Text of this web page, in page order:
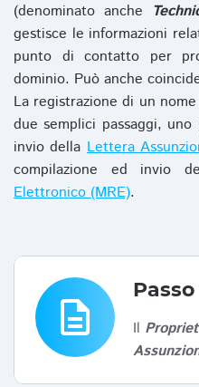
(denominato anche
gestisce le informazioni
punto di contatto per
dominio. Può anche
La registrazione di un
due semplici passaggi,
invio dellaLettera
compilazione ed invio
Elettronico (MRE).
description
Passo
Il